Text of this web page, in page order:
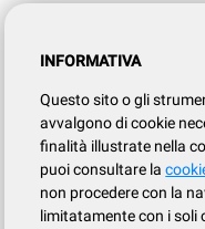
INFORMATIVA
Questo sito o gli
avvalgono di cookie
finalità illustrate nella
puoi consultare la
non procedere con la
limitatamente con i soli